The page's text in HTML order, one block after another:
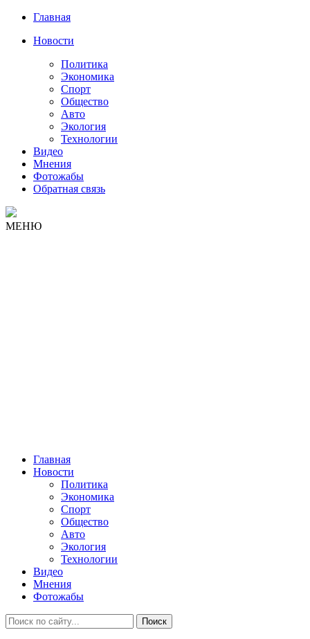
Главная
Новости
Политика
Экономика
Спорт
Общество
Авто
Экология
Технологии
Видео
Мнения
Фотожабы
Обратная связь
МЕНЮ
Главная
Новости
Политика
Экономика
Спорт
Общество
Авто
Экология
Технологии
Видео
Мнения
Фотожабы
Поиск